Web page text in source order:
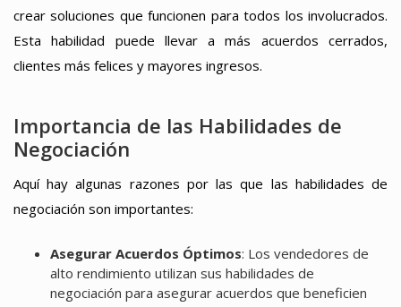
crear soluciones que funcionen para todos los involucrados.
Esta habilidad puede llevar a más acuerdos cerrados,
clientes más felices y mayores ingresos.
Importancia de las Habilidades de
Negociación
Aquí hay algunas razones por las que las habilidades de
negociación son importantes:
Asegurar Acuerdos Óptimos: Los vendedores de
alto rendimiento utilizan sus habilidades de
negociación para asegurar acuerdos que beneficien